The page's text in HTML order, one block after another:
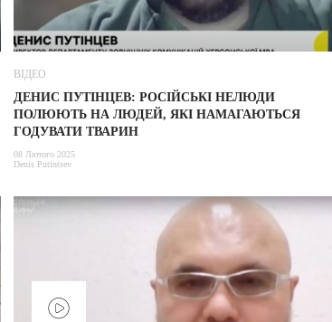
ВІДЕО
ДЕНИС ПУТІНЦЕВ: РОСІЙСЬКІ НЕЛЮДИ
ПОЛЮЮТЬ НА ЛЮДЕЙ, ЯКІ НАМАГАЮТЬСЯ
ГОДУВАТИ ТВАРИН
08 Лютого 2025
Denis Putintsev